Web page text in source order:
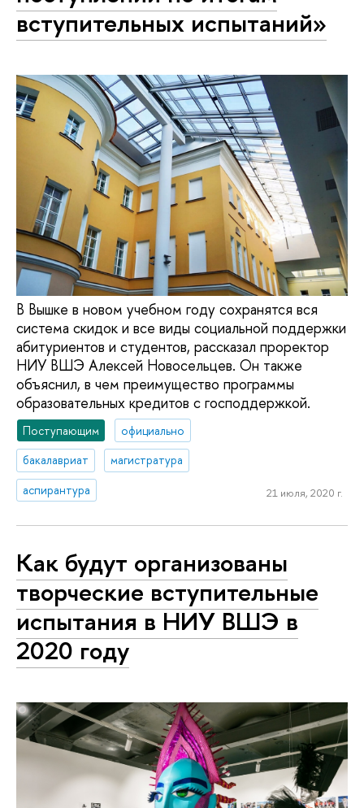
вступительных испытаний»
В Вышке в новом учебном году сохранятся вся
система скидок и все виды социальной поддержки
абитуриентов и студентов, рассказал проректор
НИУ ВШЭ Алексей Новосельцев. Он также
объяснил, в чем преимущество программы
образовательных кредитов с господдержкой.
Поступающим
официально
бакалавриат
магистратура
аспирантура
21 июля, 2020 г.
Как будут организованы
творческие вступительные
испытания в НИУ ВШЭ в
2020 году